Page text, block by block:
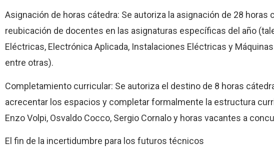
Asignación de horas cátedra: Se autoriza la asignación de 28 horas
reubicación de docentes en las asignaturas específicas del año
Eléctricas, Electrónica Aplicada, Instalaciones Eléctricas y
entre otras).
Completamiento curricular: Se autoriza el destino de 8 horas
acrecentar los espacios y completar formalmente la estructura
Enzo Volpi, Osvaldo Cocco, Sergio Cornalo y horas vacantes a
El fin de la incertidumbre para los futuros técnicos